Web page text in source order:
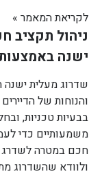
לקריאת המאמר »
ניהול תקציב
ישנה
שדרוג מעלית ישנה
והנוחות של
בבעיות טכניות,
משמעותיים כדי
חכם במטרה לשדרג
ולוודא שהשדרוג